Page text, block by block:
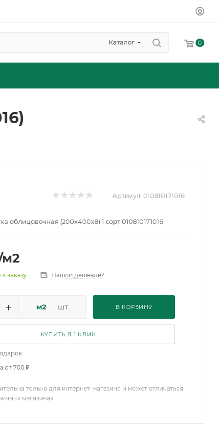
Каталог 0
Артикул: 010810171016
облицовочная (200х400х8) 1 сорт 010810171016
заказу Нашли дешевле?
м2 шт В КОРЗИНУ
КУПИТЬ В 1 КЛИК
от 700 ₽
только для интернет-магазина и может отличаться
магазинах